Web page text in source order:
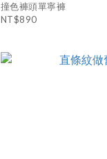
撞色褲頭單寧褲
NT$890